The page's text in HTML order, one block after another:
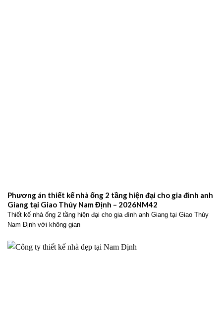
Phương án thiết kế nhà ống 2 tầng hiện đại cho gia đình anh
Giang tại Giao Thủy Nam Định – 2026NM42
Thiết kế nhà ống 2 tầng hiện đại cho gia đình anh Giang tại Giao Thủy
Nam Định với không gian